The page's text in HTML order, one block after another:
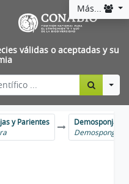
Más...
válidas o aceptadas y su
y Parientes
Demosponjas
Demospongiae